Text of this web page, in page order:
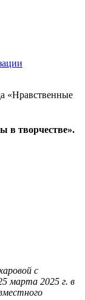
«Нравственные
в творчестве».
с
марта 2025 г. в